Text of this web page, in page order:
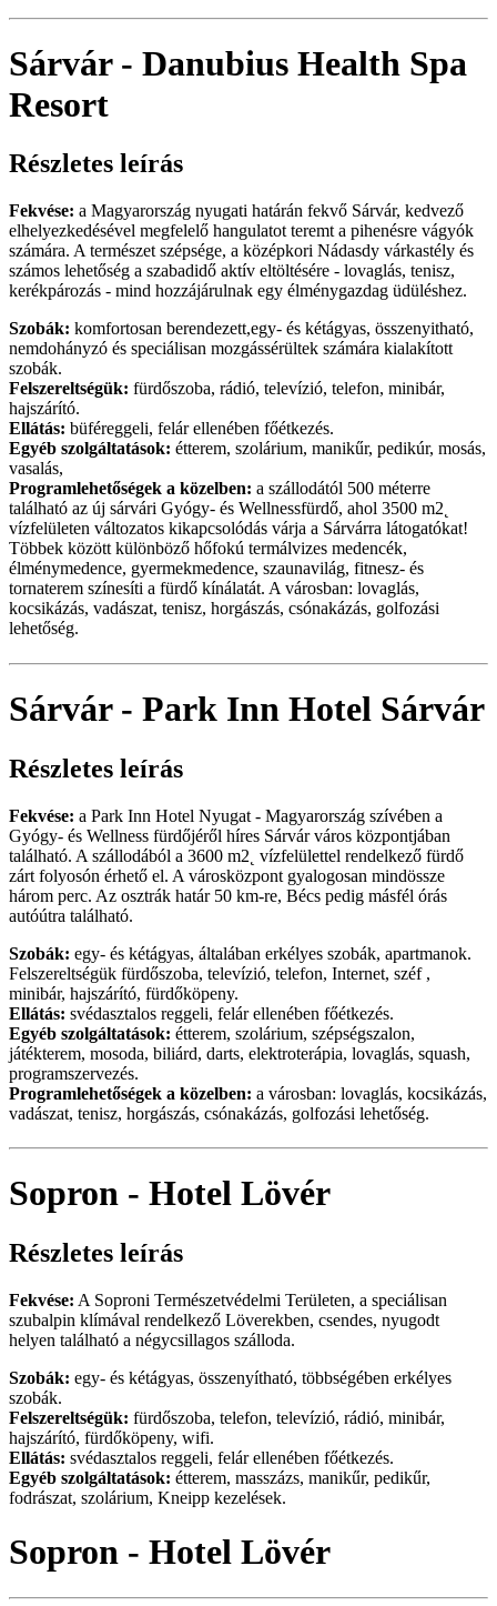
Sárvár - Danubius Health Spa
Resort
Részletes leírás
Fekvése: a Magyarország nyugati határán fekvő Sárvár, kedvező
elhelyezkedésével megfelelő hangulatot teremt a pihenésre vágyók
számára. A természet szépsége, a középkori Nádasdy várkastély és
számos lehetőség a szabadidő aktív eltöltésére - lovaglás, tenisz,
kerékpározás - mind hozzájárulnak egy élménygazdag üdüléshez.
Szobák: komfortosan berendezett,egy- és kétágyas, összenyitható,
nemdohányzó és speciálisan mozgássérültek számára kialakított
szobák.
Felszereltségük: fürdőszoba, rádió, televízió, telefon, minibár,
hajszárító.
Ellátás: büféreggeli, felár ellenében főétkezés.
Egyéb szolgáltatások: étterem, szolárium, manikűr, pedikúr, mosás,
vasalás,
Programlehetőségek a közelben: a szállodától 500 méterre
található az új sárvári Gyógy- és Wellnessfürdő, ahol 3500 m2˛
vízfelületen változatos kikapcsolódás várja a Sárvárra látogatókat!
Többek között különböző hőfokú termálvizes medencék,
élménymedence, gyermekmedence, szaunavilág, fitnesz- és
tornaterem színesíti a fürdő kínálatát. A városban: lovaglás,
kocsikázás, vadászat, tenisz, horgászás, csónakázás, golfozási
lehetőség.
Sárvár - Park Inn Hotel Sárvár
Részletes leírás
Fekvése: a Park Inn Hotel Nyugat - Magyarország szívében a
Gyógy- és Wellness fürdőjéről híres Sárvár város központjában
található. A szállodából a 3600 m2˛ vízfelülettel rendelkező fürdő
zárt folyosón érhető el. A városközpont gyalogosan mindössze
három perc. Az osztrák határ 50 km-re, Bécs pedig másfél órás
autóútra található.
Szobák: egy- és kétágyas, általában erkélyes szobák, apartmanok.
Felszereltségük fürdőszoba, televízió, telefon, Internet, széf ,
minibár, hajszárító, fürdőköpeny.
Ellátás: svédasztalos reggeli, felár ellenében főétkezés.
Egyéb szolgáltatások: étterem, szolárium, szépségszalon,
játékterem, mosoda, biliárd, darts, elektroterápia, lovaglás, squash,
programszervezés.
Programlehetőségek a közelben: a városban: lovaglás, kocsikázás,
vadászat, tenisz, horgászás, csónakázás, golfozási lehetőség.
Sopron - Hotel Lövér
Részletes leírás
Fekvése: A Soproni Természetvédelmi Területen, a speciálisan
szubalpin klímával rendelkező Löverekben, csendes, nyugodt
helyen található a négycsillagos szálloda.
Szobák: egy- és kétágyas, összenyítható, többségében erkélyes
szobák.
Felszereltségük: fürdőszoba, telefon, televízió, rádió, minibár,
hajszárító, fürdőköpeny, wifi.
Ellátás: svédasztalos reggeli, felár ellenében főétkezés.
Egyéb szolgáltatások: étterem, masszázs, manikűr, pedikűr,
fodrászat, szolárium, Kneipp kezelések.
Sopron - Hotel Lövér